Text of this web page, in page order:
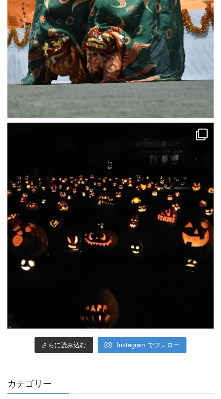
さらに読み込む Instagram でフォロー
カテゴリー